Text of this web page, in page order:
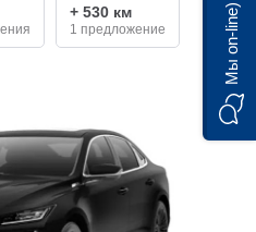
+ 530 км
1 предложение Мы on-line)